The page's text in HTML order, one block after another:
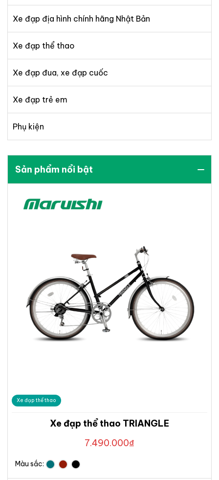
Xe đạp địa hình chính hãng Nhật Bản
Xe đạp thể thao
Xe đạp đua, xe đạp cuốc
Xe đạp trẻ em
Phụ kiện
Sản phẩm nổi bật
Xe đạp thể thao
Xe đạp thể thao TRIANGLE
7.490.000₫
Màu sắc: